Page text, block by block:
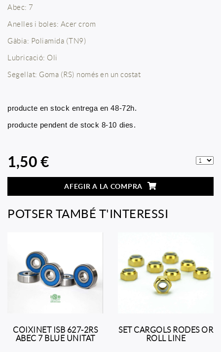
Abec: 7
Anelles i boles: Acer crom
Gàbia: Poliamida (TN9)
Lubricació: Oli
Segellat: Goma (RS) només en un costat
producte en stock entrega en 48-72h.
producte pendent de stock 8-10 dies.
1,50 €
AFEGIR A LA COMPRA
POTSER TAMBÉ T'INTERESSI
COIXINET ISB 627-2RS
ABEC 7 BLUE UNITAT
SET CARGOLS RODES OR
ROLL LINE